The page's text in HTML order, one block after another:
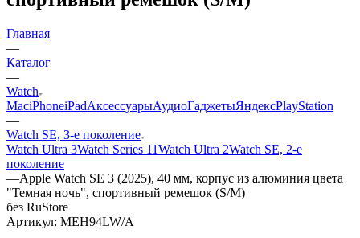
Главная
—
Каталог
—
Watch
MaciPhoneiPadАксессуарыАудиоГаджетыЯндексPlayStation
—
Watch SE, 3-е поколение
Watch Ultra 3Watch Series 11Watch Ultra 2Watch SE, 2-е
поколение
—Apple Watch SE 3 (2025), 40 мм, корпус из алюминия цвета
"Темная ночь", спортивный ремешок (S/M)
без RuStore
Артикул: MEH94LW/A